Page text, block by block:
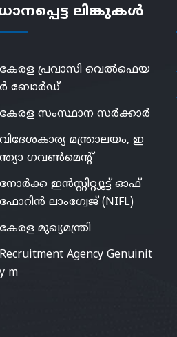
ലിങ്കുകൾ
കേരള പ്രവാസി വെൽഫെയ
ർ ബോർഡ്
കേരള സംസ്ഥാന സർക്കാർ
വിദേശകാര്യ മന്ത്രാലയം, ഇ
ന്ത്യാ ഗവൺമെൻ്റ്
നോർക്ക ഇൻസ്റ്റിറ്റ്യൂട്ട് ഓഫ്
ഫോറിൻ ലാംഗ്വേജ് (NIFL)
കേരള മുഖ്യമന്ത്രി
Recruitment Agency Genuinit
y m